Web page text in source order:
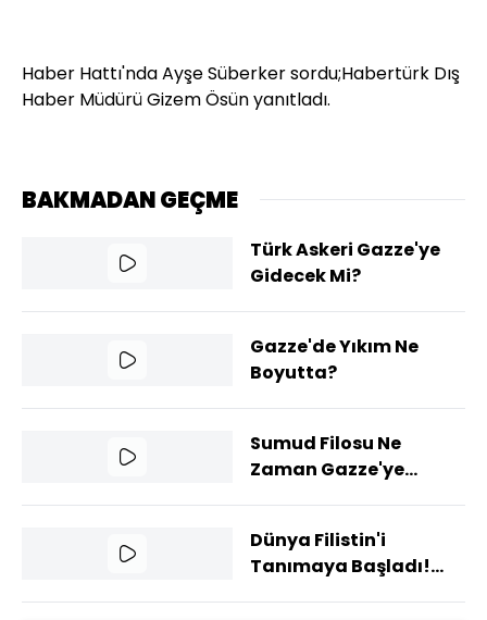
Haber Hattı'nda Ayşe Süberker sordu;Habertürk Dış
Haber Müdürü Gizem Ösün yanıtladı.
BAKMADAN GEÇME
Türk Askeri Gazze'ye
Gidecek Mi?
Gazze'de Yıkım Ne
Boyutta?
Sumud Filosu Ne
Zaman Gazze'ye
Dünya Filistin'i
Tanımaya Başladı!